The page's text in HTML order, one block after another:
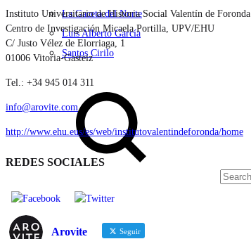
La Gaceta del Norte
Luis Alberto García
Santos Cirilo
Search
Instituto Universitario de Historia Social Valentín de Foronda
Centro de Investigación Micaela Portilla, UPV/EHU
C/ Justo Vélez de Elorriaga, 1
01006 Vitoria-Gasteiz
Tel.: +34 945 014 311
info@arovite.com
http://www.ehu.eus/es/web/institutovalentindeforonda/home
REDES SOCIALES
Arovite Seguir